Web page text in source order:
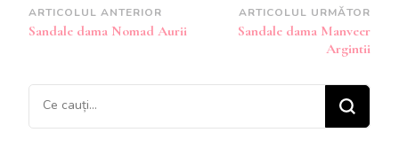
Navigare
în
ARTICOLUL ANTERIOR
Sandale dama Nomad Aurii
ARTICOLUL URMĂTOR
Sandale dama Manveer
Argintii
Cauți
ceva?